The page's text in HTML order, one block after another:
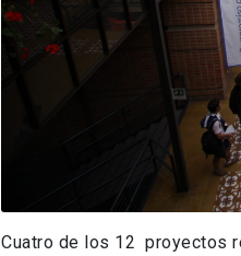
Cuatro de los 12 proyectos